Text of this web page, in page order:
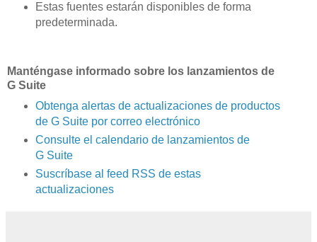
Estas fuentes estarán disponibles de forma
predeterminada.
Manténgase informado sobre los lanzamientos de
G Suite
Obtenga alertas de actualizaciones de productos
de G Suite por correo electrónico
Consulte el calendario de lanzamientos de
G Suite
Suscríbase al feed RSS de estas
actualizaciones